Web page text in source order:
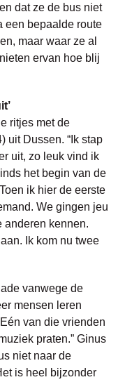
dat ze de bus niet
een bepaalde route
maar waar ze al
ervan hoe blij
ritjes met de
uit Dussen. “Ik stap
uit, zo leuk vind ik
het begin van de
ik hier de eerste
We gingen jeu
anderen kennen.
Ik kom nu twee
vanwege de
mensen leren
van die vrienden
praten.” Ginus
niet naar de
is heel bijzonder